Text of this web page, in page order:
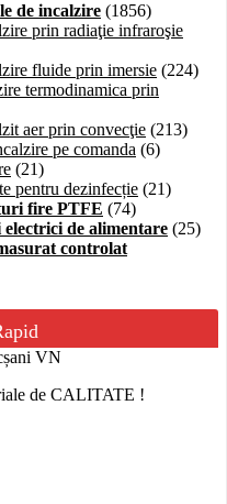
de incalzire (1856)
prin radiaţie infraroşie
fluide prin imersie (224)
termodinamica prin
aer prin convecţie (213)
pe comanda (6)
(21)
pentru dezinfecție (21)
fire PTFE (74)
de alimentare (25)
controlat
de CALITATE !